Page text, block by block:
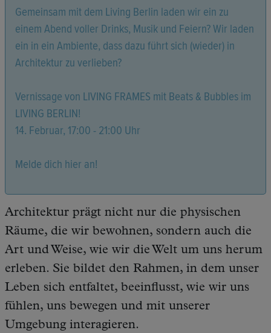
Gemeinsam mit dem Living Berlin laden wir ein zu
einem Abend voller Drinks, Musik und Feiern? Wir laden
ein in ein Ambiente, dass dazu führt sich (wieder) in
Architektur zu verlieben?
Vernissage von LIVING FRAMES mit Beats & Bubbles im
LIVING BERLIN!
14. Februar, 17:00 - 21:00 Uhr
Melde dich hier an!
Architektur prägt nicht nur die physischen
Räume, die wir bewohnen, sondern auch die
Art und Weise, wie wir die Welt um uns herum
erleben. Sie bildet den Rahmen, in dem unser
Leben sich entfaltet, beeinflusst, wie wir uns
fühlen, uns bewegen und mit unserer
Umgebung interagieren.